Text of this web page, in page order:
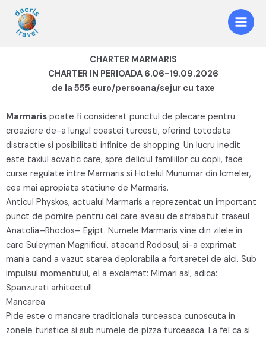
CHARTER MARMARIS
CHARTER IN PERIOADA 6.06-19.09.2026
de la 555 euro/persoana/sejur cu taxe
Marmaris poate fi considerat punctul de plecare pentru
croaziere de-a lungul coastei turcesti, oferind totodata
distractie si posibilitati infinite de shopping. Un lucru inedit
este taxiul acvatic care, spre deliciul familiilor cu copii, face
curse regulate intre Marmaris si Hotelul Munumar din Icmeler,
cea mai apropiata statiune de Marmaris.
Anticul Physkos, actualul Marmaris a reprezentat un important
punct de pornire pentru cei care aveau de strabatut traseul
Anatolia–Rhodos– Egipt. Numele Marmaris vine din zilele in
care Suleyman Magnificul, atacand Rodosul, si-a exprimat
mania cand a vazut starea deplorabila a fortaretei de aici. Sub
impulsul momentului, el a exclamat: Mimari as!, adica:
Spanzurati arhitectul!
Mancarea
Pide este o mancare traditionala turceasca cunoscuta in
zonele turistice si sub numele de pizza turceasca. La fel ca si